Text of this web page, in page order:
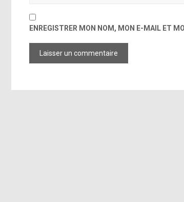
ENREGISTRER MON NOM, MON E-MAIL ET